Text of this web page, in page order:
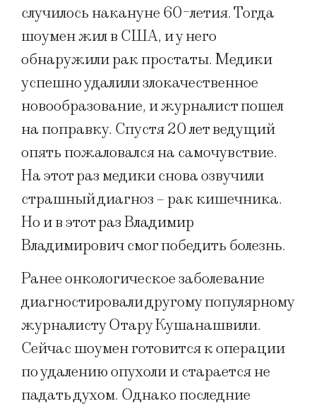
случилось накануне 60-летия. Тогда
шоумен жил в США, и у него
обнаружили рак простаты. Медики
успешно удалили злокачественное
новообразование, и журналист пошел
на поправку. Спустя 20 лет ведущий
опять пожаловался на самочувствие.
На этот раз медики снова озвучили
страшный диагноз – рак кишечника.
Но и в этот раз Владимир
Владимирович смог победить болезнь.
Ранее онкологическое заболевание
диагностировали другому популярному
журналисту Отару Кушанашвили.
Сейчас шоумен готовится к операции
по удалению опухоли и старается не
падать духом. Однако последние